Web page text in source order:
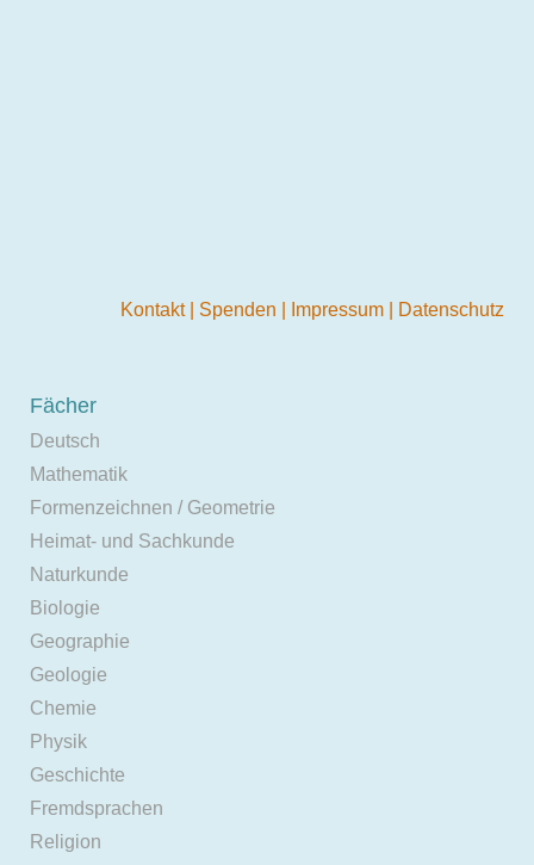
Kontakt Spenden Impressum Datenschutz
Fächer
Deutsch
Mathematik
Formenzeichnen / Geometrie
Heimat- und Sachkunde
Naturkunde
Biologie
Geographie
Geologie
Chemie
Physik
Geschichte
Fremdsprachen
Religion